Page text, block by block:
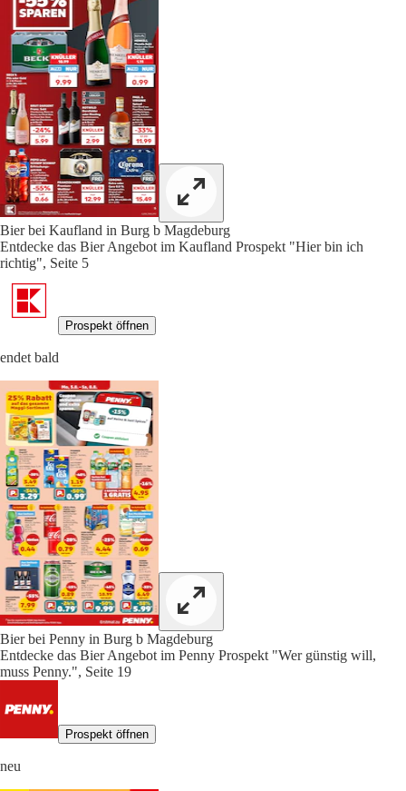
Bier bei Kaufland in Burg b Magdeburg
Entdecke das Bier Angebot im Kaufland Prospekt "Hier bin ich
richtig", Seite 5
Prospekt öffnen
endet bald
Bier bei Penny in Burg b Magdeburg
Entdecke das Bier Angebot im Penny Prospekt "Wer günstig will,
muss Penny.", Seite 19
Prospekt öffnen
neu